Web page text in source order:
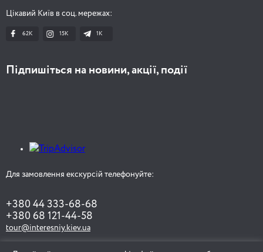
Цікавий Київ в соц. мережах:
62K 15K 1К
Підпишіться на новини, акції, події
Для замовлення екскурсій телефонуйте:
+380 44 333-68-68
+380 68 121-44-58
tour@interesniy.kiev.ua